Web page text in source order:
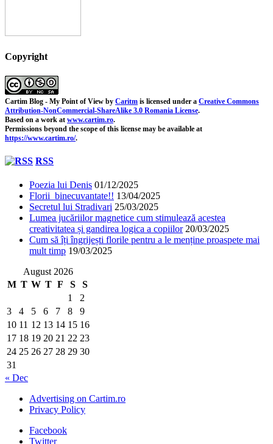
Copyright
Cartim Blog - My Point of View by Caritm is licensed under a Creative Commons
Attribution-NonCommercial-ShareAlike 3.0 Romania License.
Based on a work at www.cartim.ro.
Permissions beyond the scope of this license may be available at
https://www.cartim.ro/.
RSS
Poezia lui Denis 01/12/2025
Florii binecuvantate!! 13/04/2025
Secretul lui Stradivari 25/03/2025
Lumea jucăriilor magnetice cum stimulează acestea
creativitatea și gandirea logica a copiilor 20/03/2025
Cum să îți îngrijești florile pentru a le menține proaspete mai
mult timp 19/03/2025
August 2026
M T W T F S
S
1
2
3
4 5 6 7 8
9
10 11 12 13 14 15 16
17 18 19 20 21 22 23
24 25 26 27 28 29 30
31
« Dec
Advertising on Cartim.ro
Privacy Policy
Facebook
Twitter